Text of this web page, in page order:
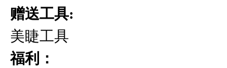
赠送工具:
美睫工具
福利：